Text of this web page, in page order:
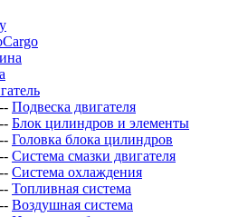
Подвеска двигателя
Блок цилиндров и элементы
Головка блока цилиндров
Система смазки двигателя
Система охлаждения
Топливная система
Воздушная система